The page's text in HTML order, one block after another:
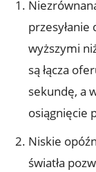
wyższymi
są łącza
sekundę, a
osiągnięcie
Niskie
światła